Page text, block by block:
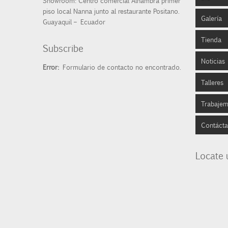
piso local Nanna junto al restaurante Positano.
Guayaquil – Ecuador
Subscribe
Error: Formulario de contacto no encontrado.
Galería
Tienda
Noticias
Prensa
Talleres
Locate